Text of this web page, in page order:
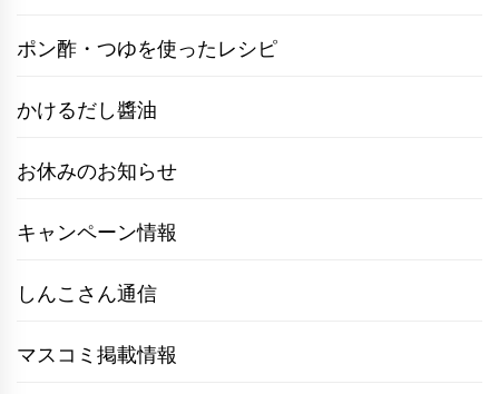
ポン酢・つゆを使ったレシピ
かけるだし醬油
お休みのお知らせ
キャンペーン情報
しんこさん通信
マスコミ掲載情報